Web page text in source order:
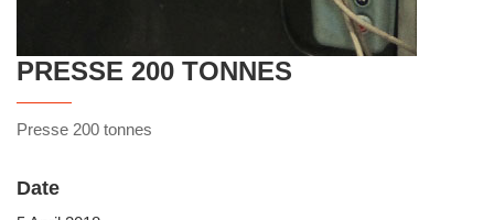
PRESSE 200 TONNES
Presse 200 tonnes
Date